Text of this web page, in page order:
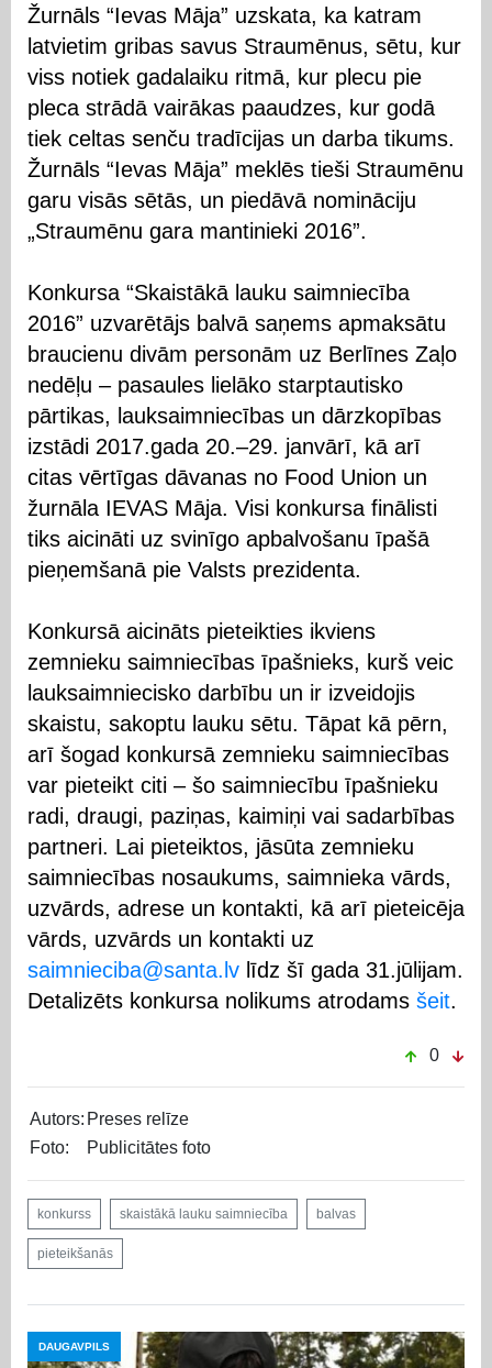
Žurnāls “Ievas Māja” uzskata, ka katram
latvietim gribas savus Straumēnus, sētu, kur
viss notiek gadalaiku ritmā, kur plecu pie
pleca strādā vairākas paaudzes, kur godā
tiek celtas senču tradīcijas un darba tikums.
Žurnāls “Ievas Māja” meklēs tieši Straumēnu
garu visās sētās, un piedāvā nomināciju
„Straumēnu gara mantinieki 2016”.
Konkursa “Skaistākā lauku saimniecība
2016” uzvarētājs balvā saņems apmaksātu
braucienu divām personām uz Berlīnes Zaļo
nedēļu – pasaules lielāko starptautisko
pārtikas, lauksaimniecības un dārzkopības
izstādi 2017.gada 20.–29. janvārī, kā arī
citas vērtīgas dāvanas no Food Union un
žurnāla IEVAS Māja. Visi konkursa finālisti
tiks aicināti uz svinīgo apbalvošanu īpašā
pieņemšanā pie Valsts prezidenta.
Konkursā aicināts pieteikties ikviens
zemnieku saimniecības īpašnieks, kurš veic
lauksaimniecisko darbību un ir izveidojis
skaistu, sakoptu lauku sētu. Tāpat kā pērn,
arī šogad konkursā zemnieku saimniecības
var pieteikt citi – šo saimniecību īpašnieku
radi, draugi, paziņas, kaimiņi vai sadarbības
partneri. Lai pieteiktos, jāsūta zemnieku
saimniecības nosaukums, saimnieka vārds,
uzvārds, adrese un kontakti, kā arī pieteicēja
vārds, uzvārds un kontakti uz
saimnieciba@santa.lv līdz šī gada 31.jūlijam.
Detalizēts konkursa nolikums atrodams šeit.
0
Autors: Preses relīze
Foto:
Publicitātes foto
konkurss skaistākā lauku saimniecība balvas
pieteikšanās
DAUGAVPILS